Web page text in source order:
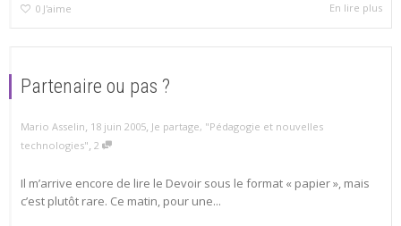
0 J'aime En lire plus
Partenaire ou pas ?
Mario Asselin, 18 juin 2005, Je partage, "Pédagogie et nouvelles
technologies", 2
Il m’arrive encore de lire le Devoir sous le format « papier », mais
c’est plutôt rare. Ce matin, pour une...